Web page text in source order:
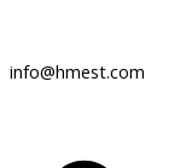
info@hmest.com